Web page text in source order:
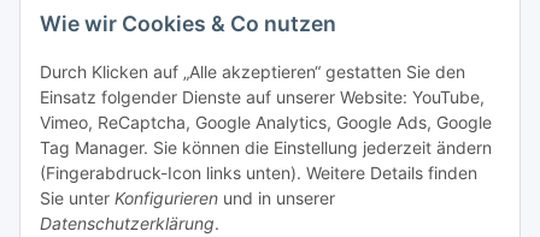
Wie wir Cookies & Co nutzen
Durch Klicken auf „Alle akzeptieren“ gestatten Sie den
Einsatz folgender Dienste auf unserer Website: YouTube,
Vimeo, ReCaptcha, Google Analytics, Google Ads, Google
Tag Manager. Sie können die Einstellung jederzeit ändern
(Fingerabdruck-Icon links unten). Weitere Details finden
Sie unter Konfigurieren und in unserer
Datenschutzerklärung.